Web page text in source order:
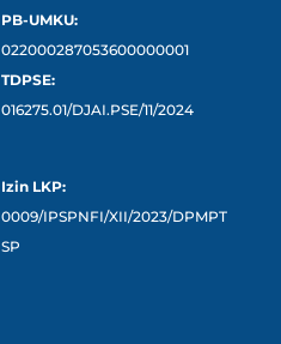
PB-UMKU:
022000287053600000001
TDPSE:
016275.01/DJAI.PSE/11/2024
Izin LKP:
0009/IPSPNFI/XII/2023/DPMPT
SP